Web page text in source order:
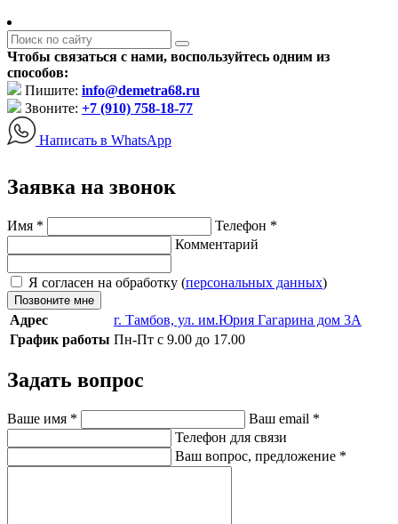
Чтобы связаться с нами, воспользуйтесь одним из
способов:
Пишите: info@demetra68.ru
Звоните: +7 (910) 758-18-77
Написать в WhatsApp
Заявка на звонок
Имя * Телефон *
Комментарий
Я согласен на обработку (персональных данных)
Позвоните мне
Адрес
г. Тамбов, ул. им.Юрия Гагарина дом 3А
График работы Пн-Пт с 9.00 до 17.00
Задать вопрос
Ваше имя * Ваш email *
Телефон для связи
Ваш вопрос, предложение *